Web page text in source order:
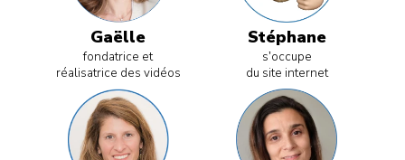
Gaëlle
fondatrice et
réalisatrice des vidéos
Stéphane
s’occupe
du site internet